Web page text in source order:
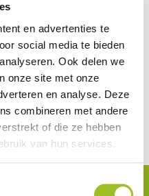
en advertenties te
social media te bieden
Ook delen we
onze site met onze
en analyse. Deze
combineren met andere
of die ze hebben
van hun services.
worden
uur. Scholen krijgen
de pilotschool M&T, de
klankborden over het
M&T.
zijn? Laat het ons